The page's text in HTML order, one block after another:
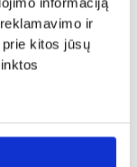
ir
kitos jūsų
proga
alaus butelį”